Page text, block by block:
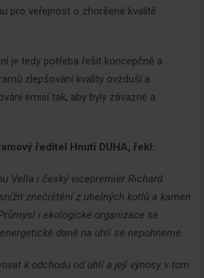
pro veřejnost o zhoršené kvalitě
je tedy potřeba řešit koncepčně a
zlepšování kvality ovzduší a
emisí tak, aby byly závazné a
ředitel Hnutí DUHA, řekl:
Vella i český vicepremiér Richard
znečištění z uhelných kotlů a kamen
i ekologické organizace se
daně na uhlí se nepohneme.
k odchodu od uhlí a její výnosy v tom